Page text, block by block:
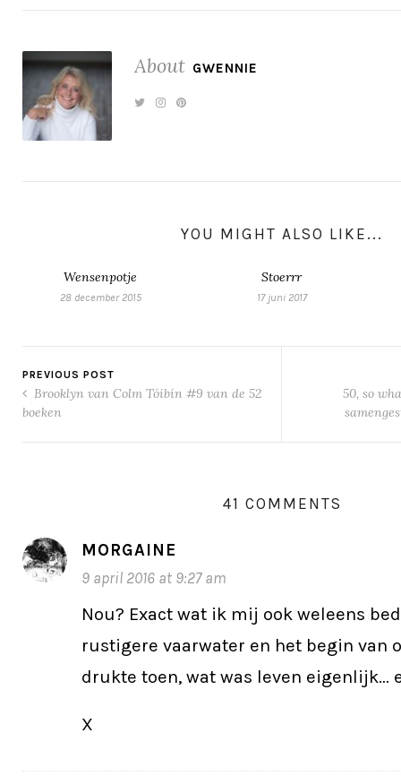
About GWENNIE
YOU MIGHT ALSO LIKE...
Wensenpotje
28 december 2015
Stoerrr
17 juni 2017
PREVIOUS POST
Brooklyn van Colm Tóibín #9 van de 52
boeken
50, so
41 COMMENTS
MORGAINE
9 april 2016 at 9:27 am
Nou? Exact wat ik mij ook weleens
rustigere vaarwater en het begin van
drukte toen, wat was leven eigenlijk…
X